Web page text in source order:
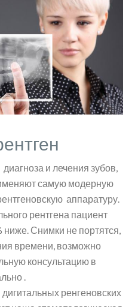
и лечения зубов,
самую модерную
аппаратуру.
рентгена пациент
ниже. Снимки не портятся,
времени, возможно
консультацию в
.
ренгеновских